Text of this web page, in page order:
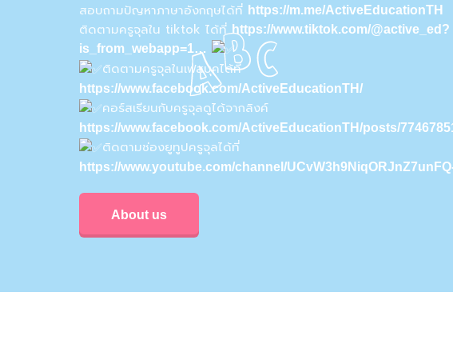
สอบถามปัญหาภาษาอังกฤษได้ที่ https://m.me/ActiveEducationTH
ติดตามครูจุลใน tiktok ได้ที่https://www.tiktok.com/@active_ed?
is_from_webapp=1…
ติดตามครูจุลในเฟสบุคได้ที่
https://www.facebook.com/ActiveEducationTH/
คอร์สเรียนกับครูจุลดูได้จากลิงค์
https://www.facebook.com/ActiveEducationTH/posts/
ติดตามช่องยูทูปครูจุลได้ที่
https://www.youtube.com/channel/
About us